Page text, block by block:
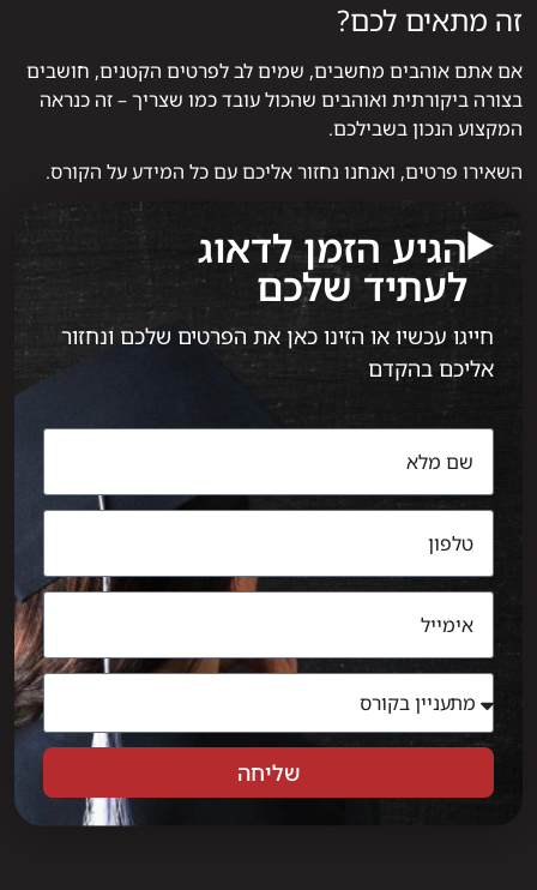
זה מתאים לכם?
אם אתם אוהבים מחשבים, שמים לב לפרטים הקטנים, חושבים
בצורה ביקורתית ואוהבים שהכול עובד כמו שצריך – זה כנראה
המקצוע הנכון בשבילכם.
השאירו פרטים, ואנחנו נחזור אליכם עם כל המידע על הקורס.
הגיע הזמן לדאוג
לעתיד שלכם
חייגו עכשיו או הזינו כאן את הפרטים שלכם ונחזור
אליכם בהקדם
שליחה